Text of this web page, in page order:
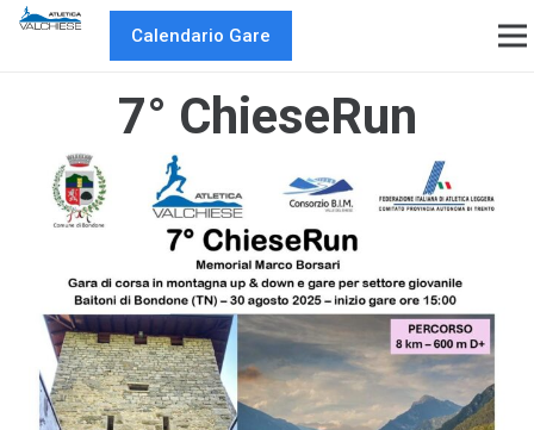
Calendario Gare
7° ChieseRun